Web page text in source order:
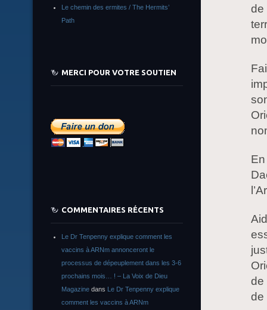
de
de
de
Le chemin des ermites / The Hermits’
Path
MERCI POUR VOTRE SOUTIEN
COMMENTAIRES RÉCENTS
Le Dr Tenpenny explique comment les
vaccins à ARNm annonceront le
processus de dépeuplement dans les 3-6
prochains mois… ! – La Voix de Dieu
Magazine dans Le Dr Tenpenny explique
comment les vaccins à ARNm